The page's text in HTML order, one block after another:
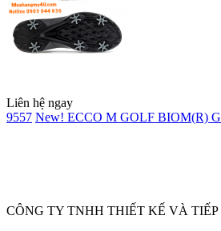
Liên hệ ngay
9557 New! ECCO M GOLF BIOM(R)
CÔNG TY TNHH THIẾT KẾ VÀ TIẾP